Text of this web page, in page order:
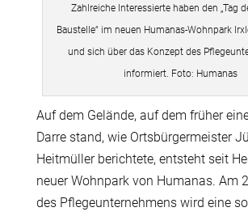
Zahlreiche Interessierte haben den „Tag
Baustelle“ im neuen Humanas-Wohnpark
und sich über das Konzept des
informiert. Foto: Humanas
Auf dem Gelände, auf dem früher
Darre stand, wie Ortsbürgermeister
Heitmüller berichtete, entsteht seit
neuer Wohnpark von Humanas. Am
des Pflegeunternehmens wird eine